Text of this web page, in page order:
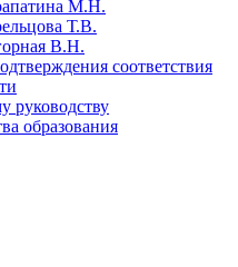
М.Н.
Т.В.
В.Н.
соответствия
руководству
образования